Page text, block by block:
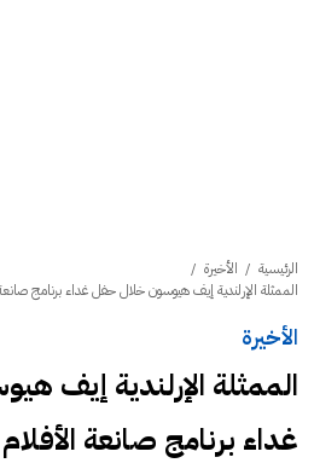
الرئيسية / الأخيرة /
الممثلة الإرلندية إيف هيوسون خلال حفل غداء برنامج
الأخيرة
الممثلة الإرلندية إيف
غداء برنامج صانعة